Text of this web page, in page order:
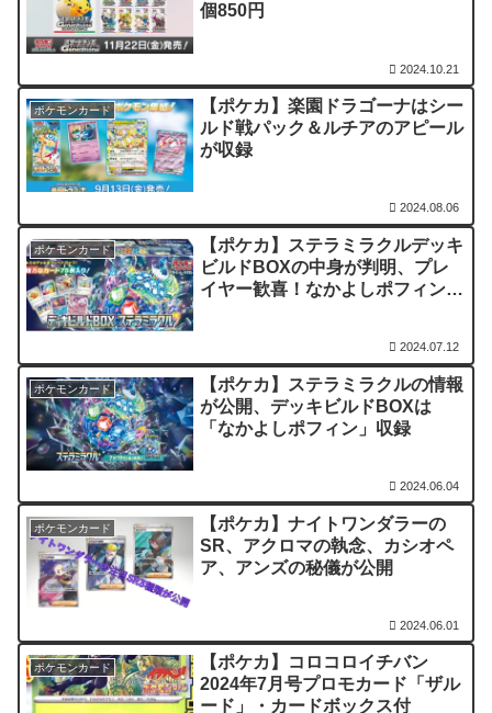
個850円
2024.10.21
ポケモンカード
【ポケカ】楽園ドラゴーナはシー
ルド戦パック＆ルチアのアピール
が収録
2024.08.06
ポケモンカード
【ポケカ】ステラミラクルデッキ
ビルドBOXの中身が判明、プレ
イヤー歓喜！なかよしポフィンに
2024.07.12
ポケモンカード
【ポケカ】ステラミラクルの情報
が公開、デッキビルドBOXは
「なかよしポフィン」収録
2024.06.04
ポケモンカード
【ポケカ】ナイトワンダラーの
SR、アクロマの執念、カシオペ
ア、アンズの秘儀が公開
2024.06.01
ポケモンカード
【ポケカ】コロコロイチバン
2024年7月号プロモカード「ザル
ード」・カードボックス付